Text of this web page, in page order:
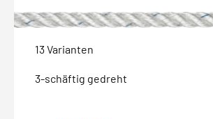
13 Varianten
3-schäftig gedreht